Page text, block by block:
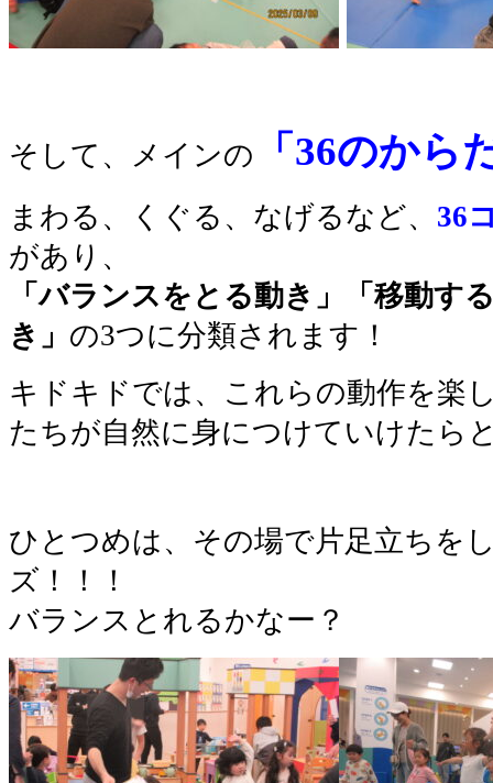
そして、メインの 「36のから
まわる、くぐる、なげるなど、 36
があり、
「バランスをとる動き」「移動す
き」 の3つに分類されます！
キドキドでは、これらの動作を楽
たちが自然に身につけていけたら
ひとつめは、その場で片足立ちを
ズ！！！
バランスとれるかなー？